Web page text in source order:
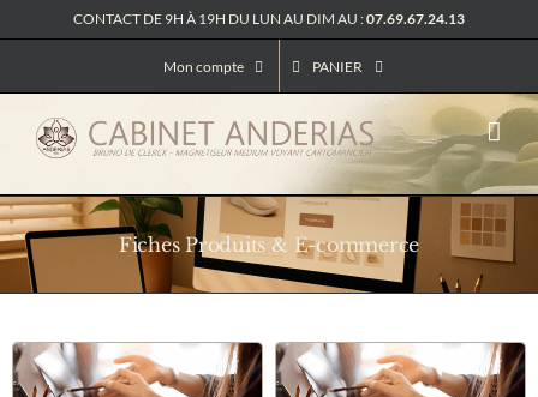
au
CONTACT DE 9H À 19H DU LUN AU DIM AU :07.69.67.24.13
Mon compte PANIER
Fiches Produits & E-commerce